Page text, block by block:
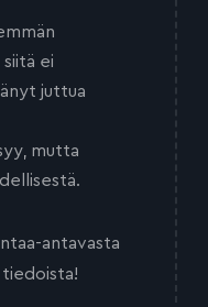
ei
juttua
mutta
antavasta